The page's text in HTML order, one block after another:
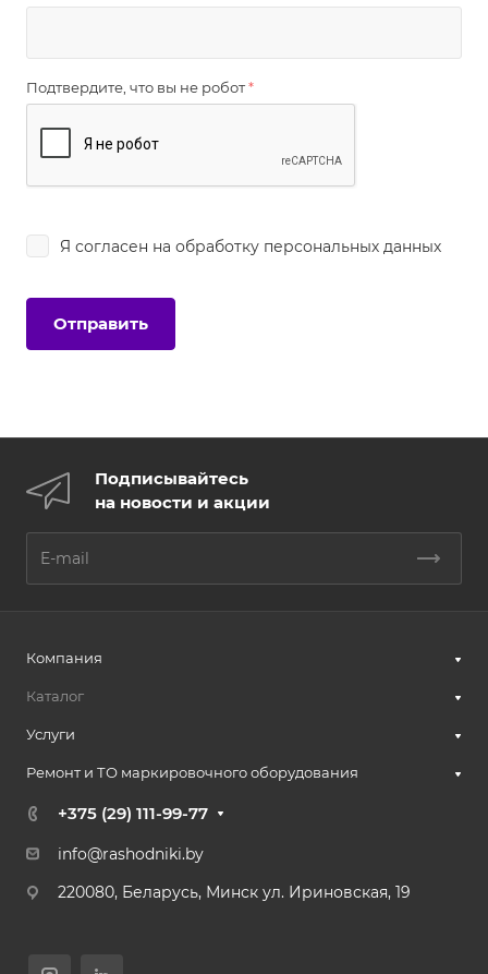
Подтвердите, что вы не робот*
Я согласен на обработку персональных данных
Подписывайтесь
на новости и акции
Компания
Каталог
Услуги
Ремонт и ТО маркировочного оборудования
+375 (29) 111-99-77
info@rashodniki.by
220080, Беларусь, Минск ул. Ириновская, 19